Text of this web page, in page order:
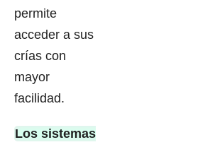
permite
acceder a sus
crías con
mayor
facilidad.
Los sistemas